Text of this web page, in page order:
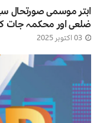
ابتر موسمی صورتحال سے
ضلعی اور محکمہ جات